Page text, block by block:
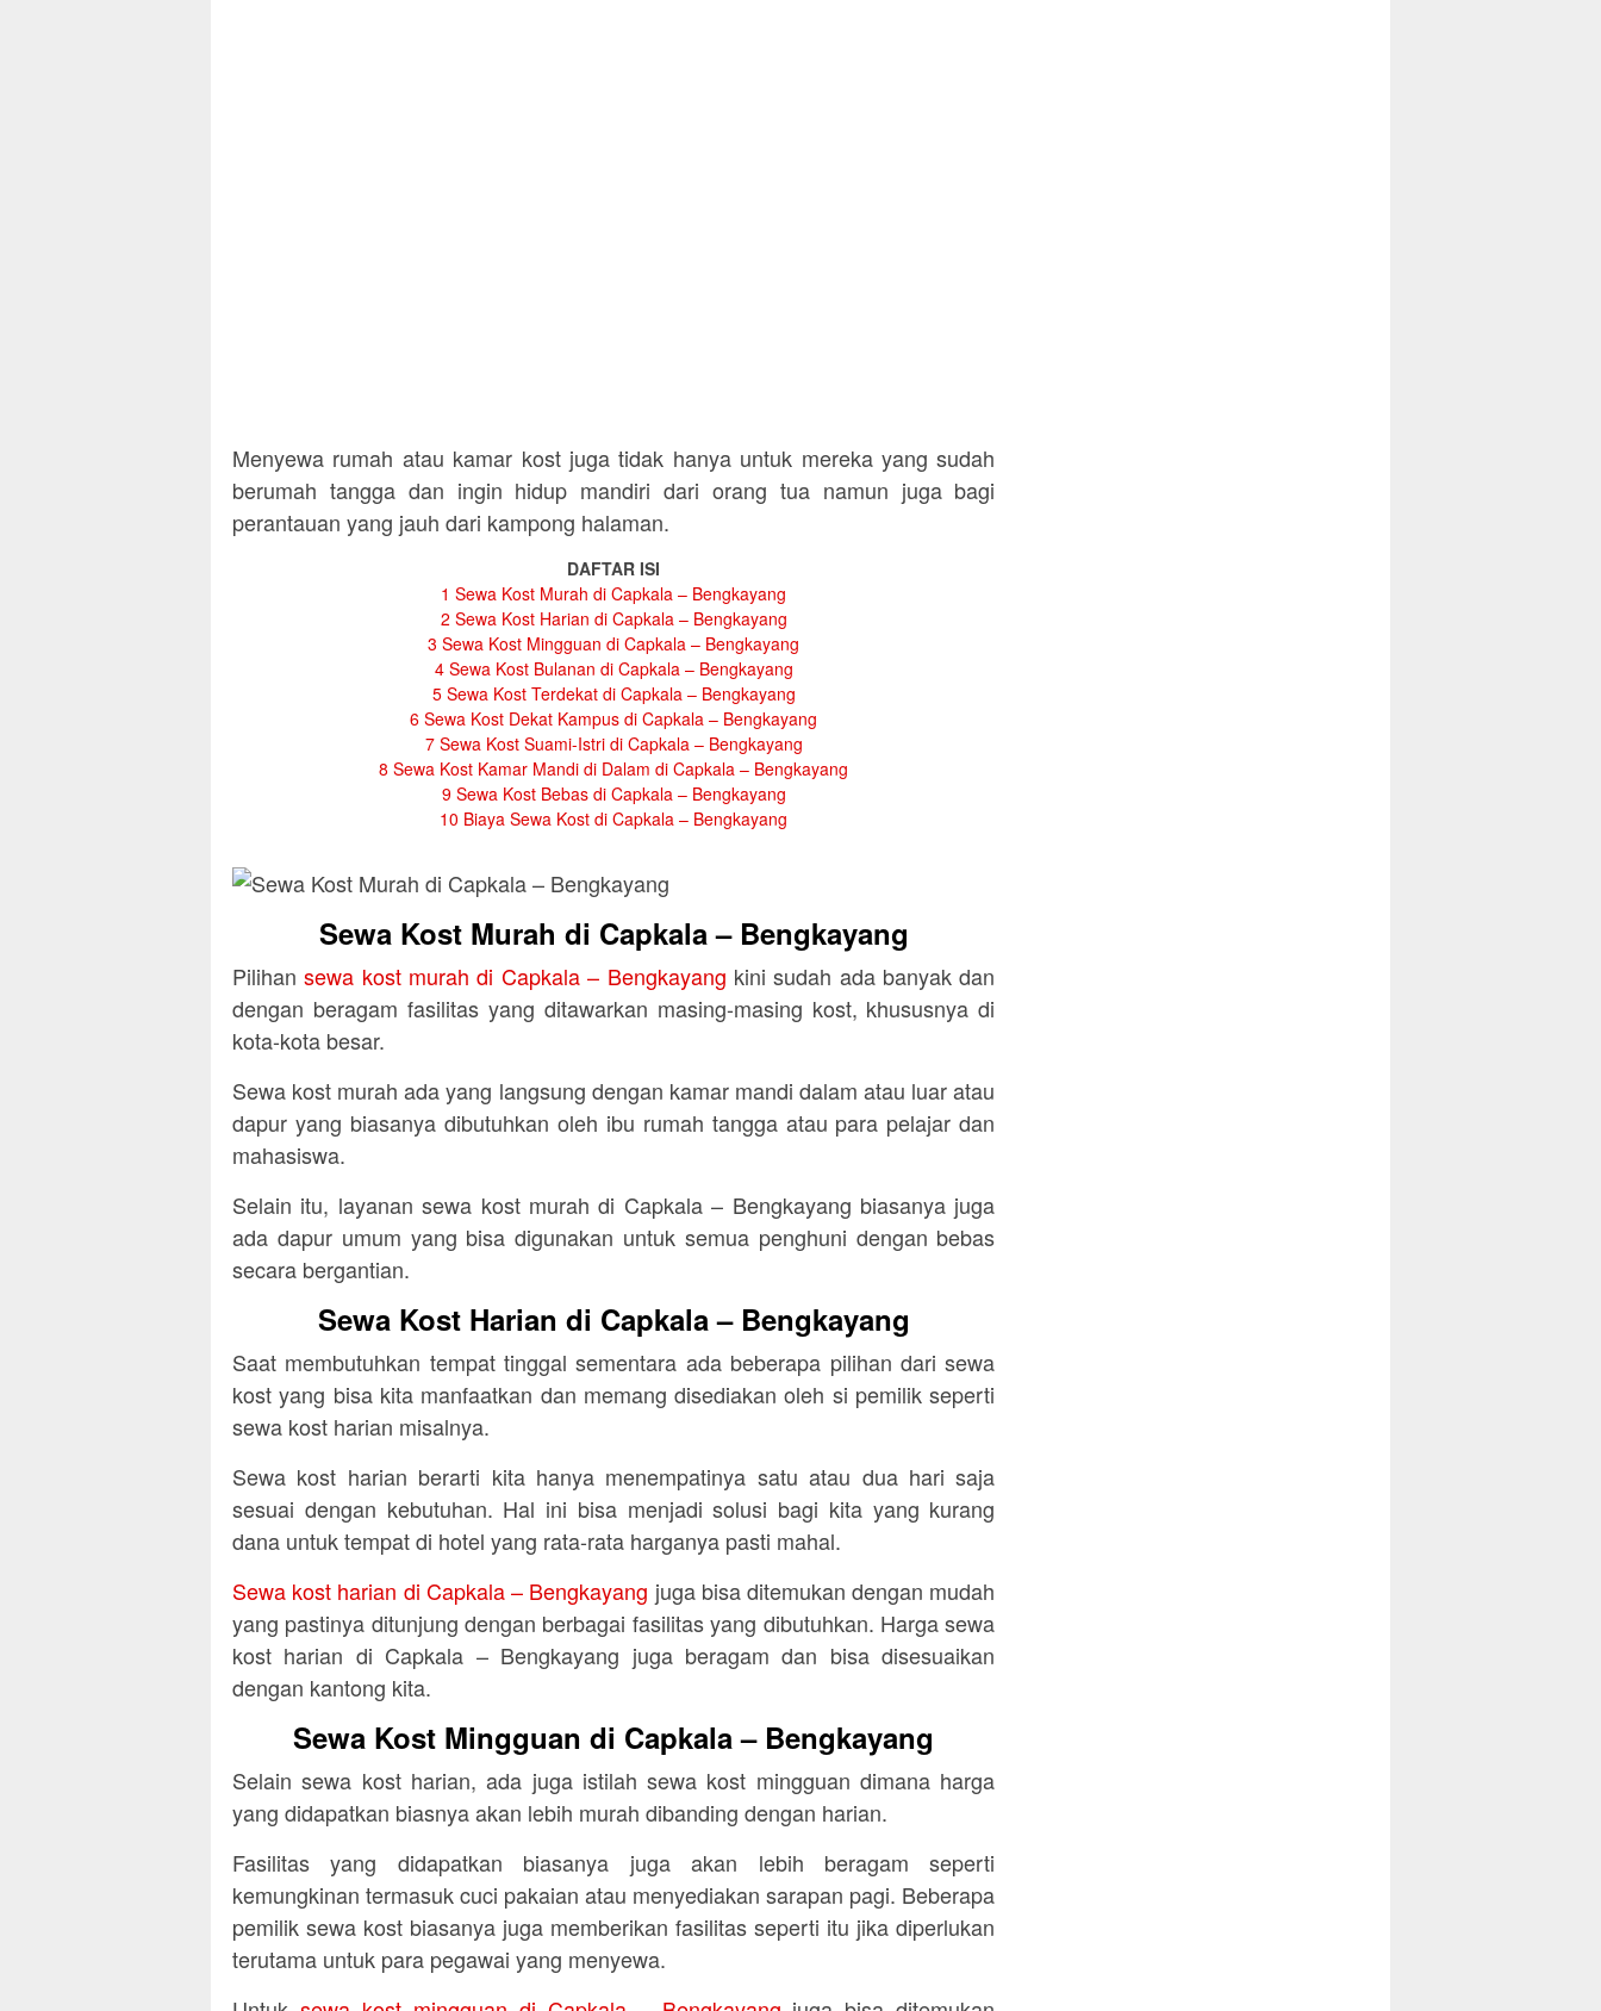
Menyewa rumah atau kamar kost juga tidak hanya untuk mereka yang sudah
berumah tangga dan ingin hidup mandiri dari orang tua namun juga bagi
perantauan yang jauh dari kampong halaman.
DAFTAR ISI
1 Sewa Kost Murah di Capkala – Bengkayang
2 Sewa Kost Harian di Capkala – Bengkayang
3 Sewa Kost Mingguan di Capkala – Bengkayang
4 Sewa Kost Bulanan di Capkala – Bengkayang
5 Sewa Kost Terdekat di Capkala – Bengkayang
6 Sewa Kost Dekat Kampus di Capkala – Bengkayang
7 Sewa Kost Suami-Istri di Capkala – Bengkayang
8 Sewa Kost Kamar Mandi di Dalam di Capkala – Bengkayang
9 Sewa Kost Bebas di Capkala – Bengkayang
10 Biaya Sewa Kost di Capkala – Bengkayang
Sewa Kost Murah di Capkala – Bengkayang
Pilihansewa kost murah di Capkala – Bengkayang kini sudah ada banyak dan
dengan beragam fasilitas yang ditawarkan masing-masing kost, khususnya di
kota-kota besar.
Sewa kost murah ada yang langsung dengan kamar mandi dalam atau luar atau
dapur yang biasanya dibutuhkan oleh ibu rumah tangga atau para pelajar dan
mahasiswa.
Selain itu, layanan sewa kost murah di Capkala – Bengkayang biasanya juga
ada dapur umum yang bisa digunakan untuk semua penghuni dengan bebas
secara bergantian.
Sewa Kost Harian di Capkala – Bengkayang
Saat membutuhkan tempat tinggal sementara ada beberapa pilihan dari sewa
kost yang bisa kita manfaatkan dan memang disediakan oleh si pemilik seperti
sewa kost harian misalnya.
Sewa kost harian berarti kita hanya menempatinya satu atau dua hari saja
sesuai dengan kebutuhan. Hal ini bisa menjadi solusi bagi kita yang kurang
dana untuk tempat di hotel yang rata-rata harganya pasti mahal.
Sewa kost harian di Capkala – Bengkayang juga bisa ditemukan dengan mudah
yang pastinya ditunjung dengan berbagai fasilitas yang dibutuhkan. Harga sewa
kost harian di Capkala – Bengkayang juga beragam dan bisa disesuaikan
dengan kantong kita.
Sewa Kost Mingguan di Capkala – Bengkayang
Selain sewa kost harian, ada juga istilah sewa kost mingguan dimana harga
yang didapatkan biasnya akan lebih murah dibanding dengan harian.
Fasilitas yang didapatkan biasanya juga akan lebih beragam seperti
kemungkinan termasuk cuci pakaian atau menyediakan sarapan pagi. Beberapa
pemilik sewa kost biasanya juga memberikan fasilitas seperti itu jika diperlukan
terutama untuk para pegawai yang menyewa.